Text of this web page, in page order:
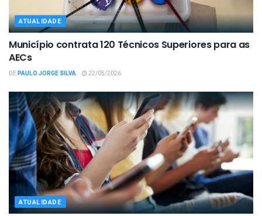
ATUALIDADE
Município contrata 120 Técnicos Superiores para as
AECs
DEPAULO JORGE SILVA 22/05/2026
ATUALIDADE